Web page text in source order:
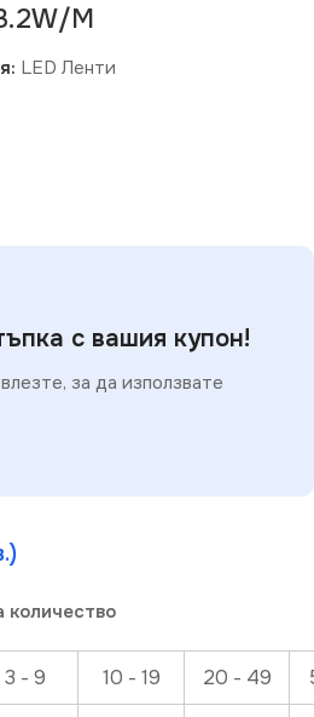
M
LED Ленти
с вашия купон!
за да използвате
количество
3 - 9 10 - 19 20 - 49